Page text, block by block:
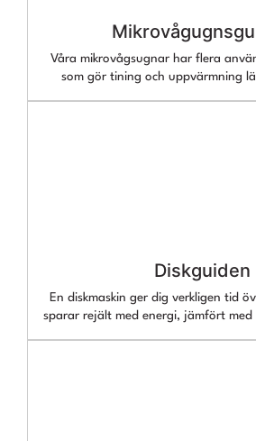
Våra mikrovågsugnar har flera
som gör tining och uppvärmning
Diskguiden
En diskmaskin ger dig verkligen tid
sparar rejält med energi, jämfört